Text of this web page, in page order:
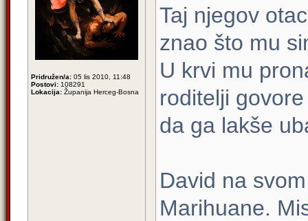
Pridružen/a: 05 lis 2010, 11:48
Postovi: 108291
Lokacija: Županija Herceg-Bosna
Taj njegov
znao što mu
U krvi mu
roditelji
da ga lakše
David na
Marihuane.